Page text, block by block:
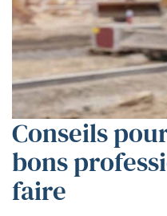
Conseils
bons
faire